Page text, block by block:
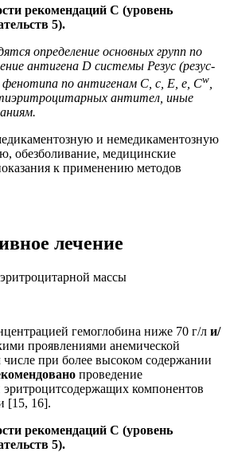
рекомендаций С (уровень
5).
определение основных групп по
антигена D системы Резус (резус-
по антигенам C, c, E, e, Cw
антител, иные
и немедикаментозную
обезболивание, медицинские
к применению методов
лечение
массы
гемоглобина ниже 70 г/л и/
проявлениями анемической
при более высоком содержании
проведение
эритроцитсодержащих компонентов
[15, 16].
рекомендаций С (уровень
5).